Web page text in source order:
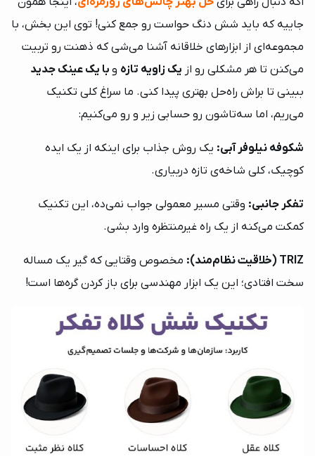
جاییه که باید شش دنگ حواست رو جمع کنی! توی این بخش، با
مجموعه‌ای از ابزارهای خلاقانه آشنا می‌شی که ذهنت رو تربیت
می‌کنن تا هر مشکلی رو از یک زاویه تازه و با یک عینک جدید
ببینی تا براش راه‌حل بهتری پیدا کنی. ما سراغ کلی تکنیک
می‌ریم، اما سه‌تاشون رو حسابی زیر و رو می‌کنیم:
شکوفه نیلوفر آبی: یک روش جذاب برای اینکه از یک ایده
کوچیک، کلی شاخه‌ی تازه دربیاری.
تفکر جانبی: وقتی مسیر معمولی جواب نمی‌ده، این تکنیک
کمکت می‌کنه از یک راه غیرمنتظره وارد بشی.
TRIZ (خلاقیت نظام‌مند):
مخصوص وقتایی که گیر یک مساله
سخت افتادی؛ این یک ابزار مهندسی برای باز کردن گره‌ها است!